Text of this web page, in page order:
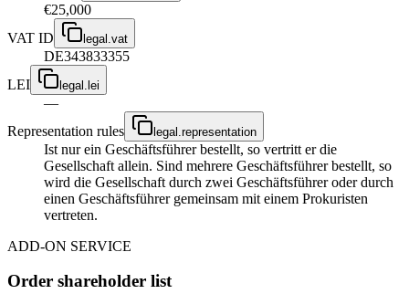
€25,000
VAT ID
legal.vat
DE343833355
LEI
legal.lei
—
Representation rules
legal.representation
Ist nur ein Geschäftsführer bestellt, so vertritt er die
Gesellschaft allein. Sind mehrere Geschäftsführer bestellt, so
wird die Gesellschaft durch zwei Geschäftsführer oder durch
einen Geschäftsführer gemeinsam mit einem Prokuristen
vertreten.
ADD-ON SERVICE
Order shareholder list